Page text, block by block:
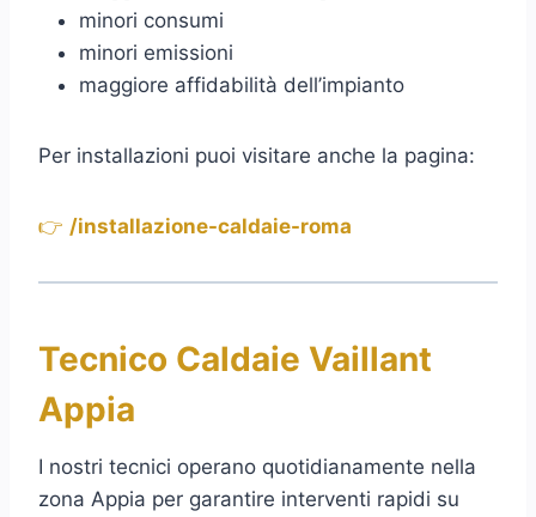
minori consumi
minori emissioni
maggiore affidabilità dell’impianto
Per installazioni puoi visitare anche la pagina:
👉 /installazione-caldaie-roma
Tecnico Caldaie Vaillant
Appia
I nostri tecnici operano quotidianamente nella
zona Appia per garantire interventi rapidi su